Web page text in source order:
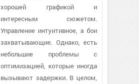
хорошей графикой и
интересным сюжетом.
Управление интуитивное, а бои
захватывающие. Однако, есть
небольшие проблемы с
оптимизацией, которые иногда
вызывают задержки. В целом,